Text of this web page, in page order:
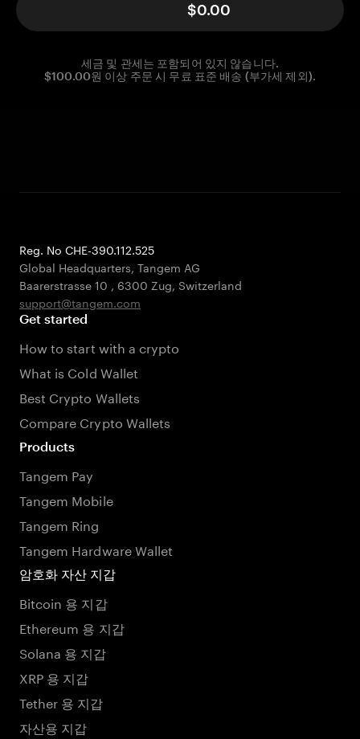
$0.00
세금 및 관세는 포함되어 있지 않습니다.
$100.00원 이상 주문 시 무료 표준 배송 (부가세 제외).
Reg. No CHE-390.112.525
Global Headquarters, Tangem AG
Baarerstrasse 10 , 6300 Zug, Switzerland
support@tangem.com
Get started
How to start with a crypto
What is Cold Wallet
Best Crypto Wallets
Compare Crypto Wallets
Products
Tangem Pay
Tangem Mobile
Tangem Ring
Tangem Hardware Wallet
암호화 자산 지갑
Bitcoin 용 지갑
Ethereum 용 지갑
Solana 용 지갑
XRP 용 지갑
Tether 용 지갑
자산용 지갑